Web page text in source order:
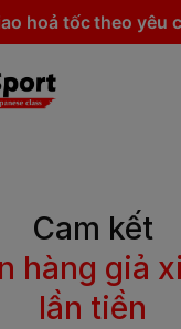
hoả tốc theo yêu
Cam kết
hàng giả
lần tiền